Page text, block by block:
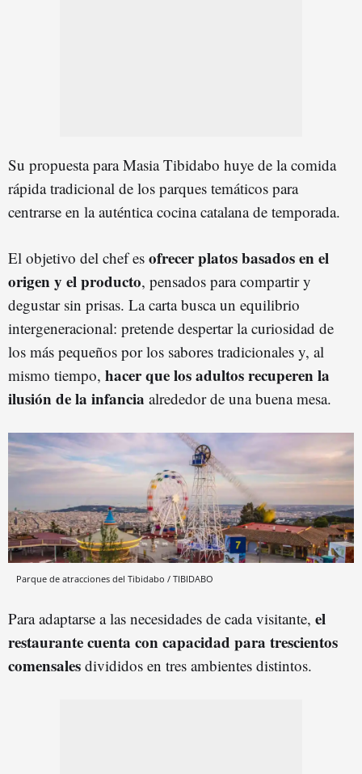
Su propuesta para Masia Tibidabo huye de la comida
rápida tradicional de los parques temáticos para
centrarse en la auténtica cocina catalana de temporada.
El objetivo del chef es ofrecer platos basados en el
origen y el producto, pensados para compartir y
degustar sin prisas. La carta busca un equilibrio
intergeneracional: pretende despertar la curiosidad de
los más pequeños por los sabores tradicionales y, al
mismo tiempo, hacer que los adultos recuperen la
ilusión de la infancia alrededor de una buena mesa.
Parque de atracciones del Tibidabo / TIBIDABO
Para adaptarse a las necesidades de cada visitante, el
restaurante cuenta con capacidad para trescientos
comensales divididos en tres ambientes distintos.